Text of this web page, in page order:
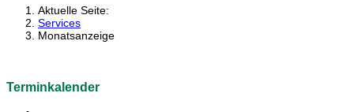
Aktuelle Seite:
Services
Monatsanzeige
Terminkalender